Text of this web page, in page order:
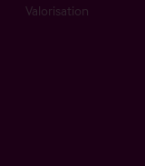
Valorisation